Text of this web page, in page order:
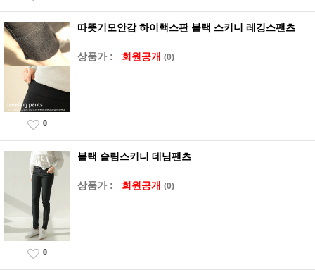
따뜻기모안감 하이핵스판 블랙 스키니 레깅스팬츠
상품가 : 회원공개 (0)
0
블랙 슬림스키니 데님팬츠
상품가 : 회원공개 (0)
0